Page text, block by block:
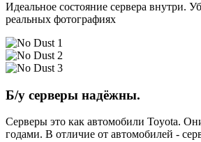
Идеальное состояние сервера внутри.
реальных фотографиях
Б/у серверы надёжны.
Серверы это как автомобили Toyota.
годами. В отличие от автомобилей -